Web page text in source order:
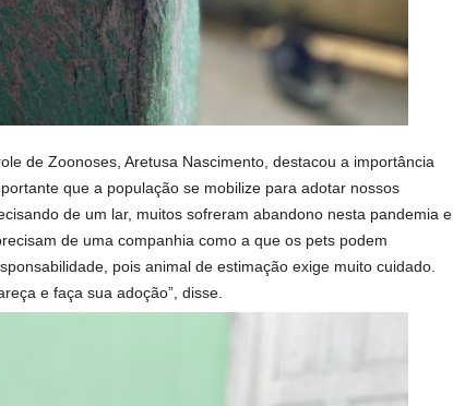
de Zoonoses, Aretusa Nascimento, destacou a importância
que a população se mobilize para adotar nossos
de um lar, muitos sofreram abandono nesta pandemia e
de uma companhia como a que os pets podem
pois animal de estimação exige muito cuidado.
e faça sua adoção”, disse.